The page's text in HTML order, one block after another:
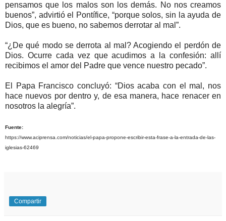
pensamos que los malos son los demás. No nos creamos
buenos”, advirtió el Pontífice, “porque solos, sin la ayuda de
Dios, que es bueno, no sabemos derrotar al mal”.
“¿De qué modo se derrota al mal? Acogiendo el perdón de
Dios. Ocurre cada vez que acudimos a la confesión: allí
recibimos el amor del Padre que vence nuestro pecado”.
El Papa Francisco concluyó: “Dios acaba con el mal, nos
hace nuevos por dentro y, de esa manera, hace renacer en
nosotros la alegría”.
Fuente:
https://www.aciprensa.com/noticias/el-papa-propone-escribir-esta-frase-a-la-entrada-de-las-
iglesias-62469
Compartir